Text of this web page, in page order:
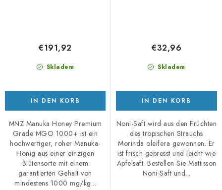
Skladem
€191,92
IN DEN KORB
MNZ Manuka Honey Premium
Grade MGO 1000+ ist ein
hochwertiger, roher Manuka-
Honig aus einer einzigen
Blütensorte mit einem
garantierten Gehalt von
mindestens 1000 mg/kg...
Skladem
€32,96
IN DEN KORB
Noni-Saft wird aus den Früchten
des tropischen Strauchs
Morinda oleifera gewonnen. Er
ist frisch gepresst und leicht wie
Apfelsaft. Bestellen Sie Mattisson
Noni-Saft und...